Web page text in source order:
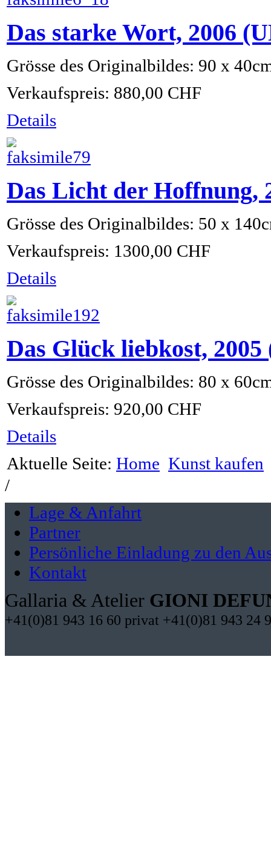
Das starke Wort, 2006
Grösse des Originalbildes: 90 x
Verkaufspreis: 880,00 CHF
Details
Das Licht der Hoffnung,
Grösse des Originalbildes: 50 x
Verkaufspreis: 1300,00 CHF
Details
Das Glück liebkost,
Grösse des Originalbildes: 80 x
Verkaufspreis: 920,00 CHF
Details
Aktuelle Seite: Home Kunst kaufen
/
Lage & Anfahrt
Partner
Persönliche Einladung zu den
Kontakt
Gallaria & Atelier GIONI
+41(0)81 943 16 60 privat +41(0)81 943 24